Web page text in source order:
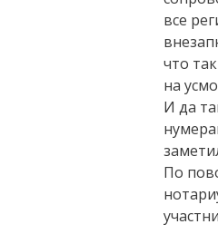
все
что
на
И да
По